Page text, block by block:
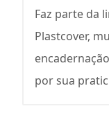
Faz parte da
Plastcover,
por sua